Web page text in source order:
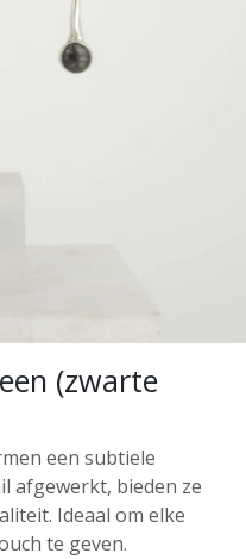
(zwarte
een subtiele
afgewerkt, bieden ze
Ideaal om elke
te geven.